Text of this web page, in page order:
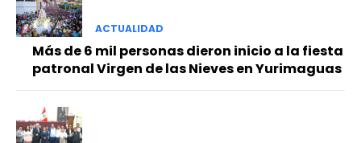
ACTUALIDAD
Más de 6 mil personas dieron inicio a la fiesta
patronal Virgen de las Nieves en Yurimaguas